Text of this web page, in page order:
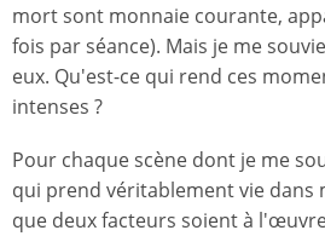
mort sont monnaie courante,
fois par séance). Mais je me
eux. Qu'est-ce qui rend ces
intenses ?
Pour chaque scène dont je me
qui prend véritablement vie dans
que deux facteurs soient à